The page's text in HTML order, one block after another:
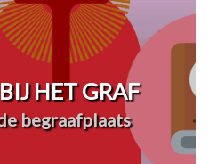
HET GRAF
begraafplaats